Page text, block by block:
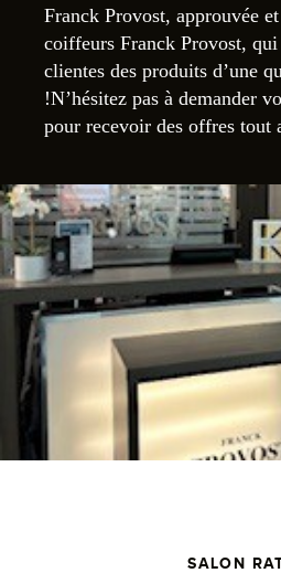
Franck Provost, approuvée
coiffeurs Franck Provost,
clientes des produits d’une
!N’hésitez pas à demander
pour recevoir des offres tout
SALON